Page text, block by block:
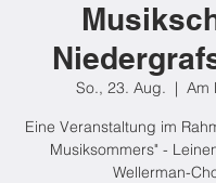
So., 23. Aug.
  |
Am
Eine Veranstaltung im
Musiksommers" -
Wellerman-